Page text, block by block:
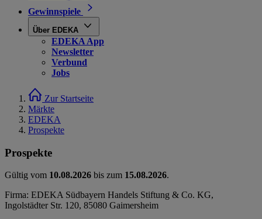
Gewinnspiele
Über EDEKA
EDEKA App
Newsletter
Verbund
Jobs
Zur Startseite
Märkte
EDEKA
Prospekte
Prospekte
Gültig vom 10.08.2026 bis zum 15.08.2026.
Firma: EDEKA Südbayern Handels Stiftung & Co. KG,
Ingolstädter Str. 120, 85080 Gaimersheim